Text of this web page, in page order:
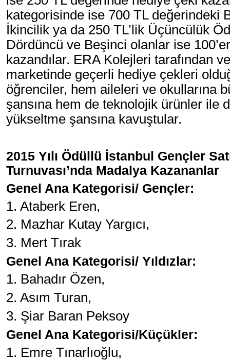
kategorisinde ise 700 TL değerindeki
İkincilik ya da 250 TL’lik Üçüncülük
Dördüncü ve Beşinci olanlar ise
kazandılar. ERA Kolejleri tarafından
marketinde geçerli hediye çekleri
öğrenciler, hem aileleri ve okullarına
şansına hem de teknolojik ürünler ile
yükseltme şansına kavuştular.
2015 Yılı Ödüllü İstanbul Gençler
Turnuvası’nda Madalya Kazananlar
Genel Ana Kategorisi/ Gençler:
1. Ataberk Eren,
2. Mazhar Kutay Yargıcı,
3. Mert Tırak
Genel Ana Kategorisi/ Yıldızlar:
1. Bahadır Özen,
2. Asım Turan,
3. Şiar Baran Peksoy
Genel Ana Kategorisi/Küçükler:
1. Emre Tınarlıoğlu,